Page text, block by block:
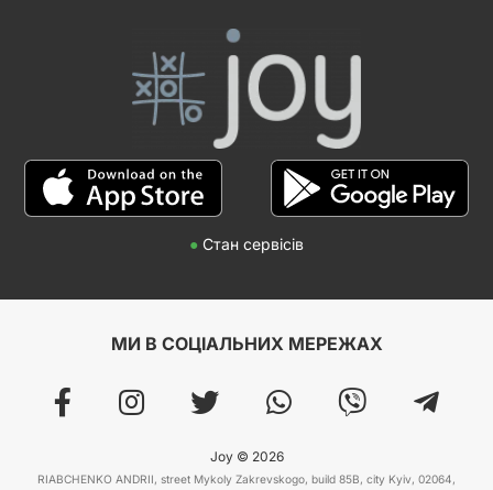
● Стан сервісів
МИ В СОЦІАЛЬНИХ МЕРЕЖАХ
Joy © 2026
RIABCHENKO ANDRII, street Mykoly Zakrevskogo, build 85B, city Kyiv, 02064,